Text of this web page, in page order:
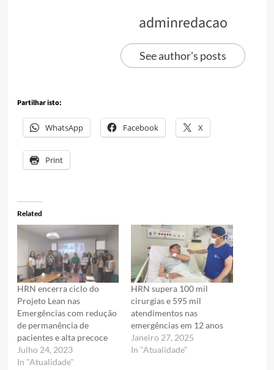
adminredacao
See author's posts
Partilhar isto:
WhatsApp Facebook X
Print
Related
HRN encerra ciclo do
Projeto Lean nas
Emergências com redução
de permanência de
pacientes e alta precoce
Julho 24, 2023
In "Atualidade"
HRN supera 100 mil
cirurgias e 595 mil
atendimentos nas
emergências em 12 anos
Janeiro 27, 2025
In "Atualidade"